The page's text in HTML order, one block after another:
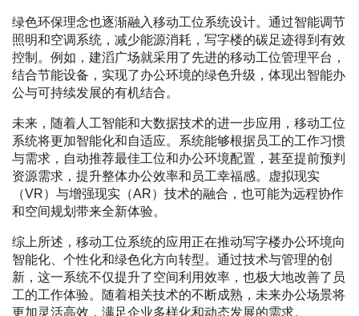
绿色环保理念也逐渐融入移动工位系统设计。通过智能调节
照明和空调系统，减少能源消耗，写字楼的碳足迹得到有效
控制。例如，建滔广场就采用了先进的移动工位管理平台，
结合节能设备，实现了办公环境的绿色升级，体现出智能办
公与可持续发展的有机结合。
未来，随着人工智能和大数据技术的进一步应用，移动工位
系统将更加智能化和自适应。系统能够根据员工的工作习惯
与需求，自动推荐最佳工位和办公环境配置，甚至提前预判
资源需求，提升整体办公效率和员工幸福感。虚拟现实
（VR）与增强现实（AR）技术的融合，也可能为远程协作
和空间规划带来全新体验。
综上所述，移动工位系统的应用正在推动写字楼办公环境向
智能化、个性化和绿色化方向转型。通过技术与管理的创
新，这一系统不仅提升了空间利用效率，也极大地改善了员
工的工作体验。随着相关技术的不断成熟，未来办公场景将
更加灵活高效，满足企业多样化和动态发展的需求。